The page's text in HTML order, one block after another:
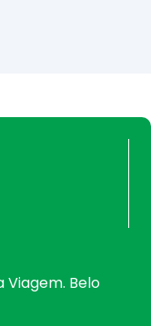
Viagem. Belo